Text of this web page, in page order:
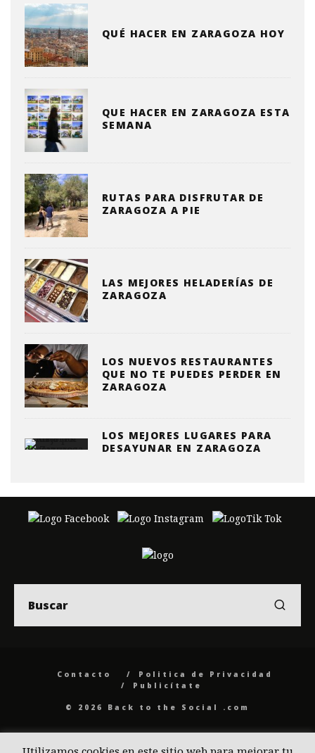
QUÉ HACER EN ZARAGOZA HOY
QUE HACER EN ZARAGOZA ESTA
SEMANA
RUTAS PARA DISFRUTAR DE
ZARAGOZA A PIE
LAS MEJORES HELADERÍAS DE
ZARAGOZA
LOS NUEVOS RESTAURANTES
QUE NO TE PUEDES PERDER EN
ZARAGOZA
LOS MEJORES LUGARES PARA
DESAYUNAR EN ZARAGOZA
Contacto
Politica de Privacidad
Publicítate
© 2026 Back to the Social .com